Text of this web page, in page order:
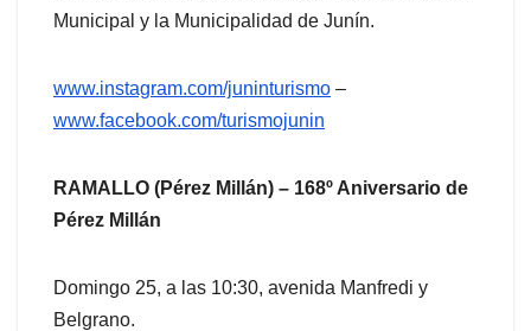
Municipal y la Municipalidad de Junín.
www.instagram.com/juninturismo –
www.facebook.com/turismojunin
RAMALLO (Pérez Millán) – 168º Aniversario de
Pérez Millán
Domingo 25, a las 10:30, avenida Manfredi y
Belgrano.